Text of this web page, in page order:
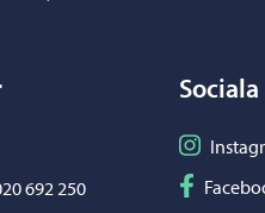
692 250
Följ på
Följ på